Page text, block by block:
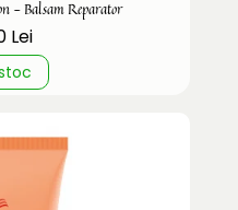
- Balsam Reparator
Lei